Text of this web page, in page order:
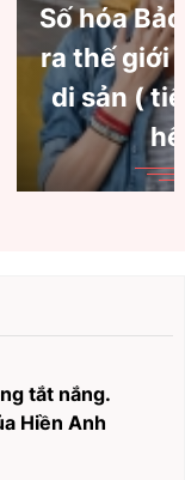
Số hóa
ra thế giới
di sản (
tắt nắng.
Hiền Anh